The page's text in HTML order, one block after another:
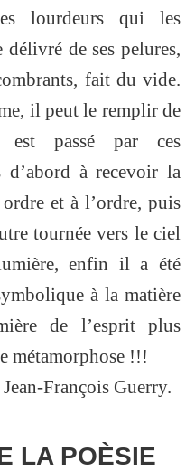
lourdeurs qui les
délivré de ses pelures,
fait du vide.
il peut le remplir de
est passé par ces
d’abord à recevoir la
et à l’ordre, puis
tournée vers le ciel
enfin il a été
à la matière
de l’esprit plus
métamorphose !!!
Guerry.
LA POÈSIE